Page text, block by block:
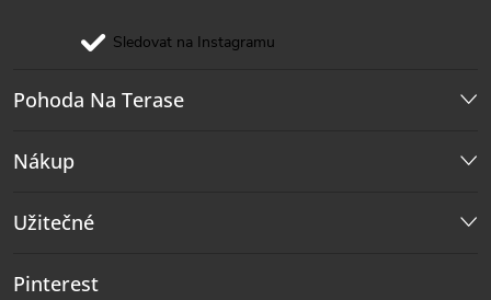
Sledovat na Instagramu
Pohoda Na Terase
Nákup
Užitečné
Pinterest